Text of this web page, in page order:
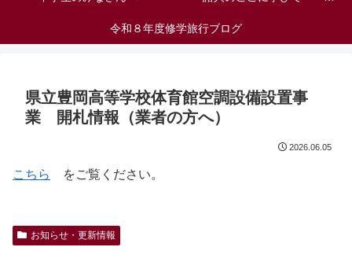
令和８年度修学旅行ブログ
県立豊岡高等学校体育館空調設備設置事
業 開札情報（業者の方へ）
2026.06.05
こちら をご覧ください。
お知らせ・更新情報